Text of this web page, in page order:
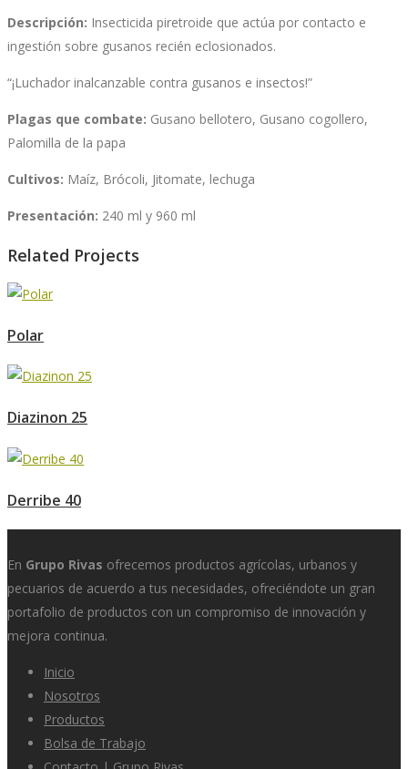
Descripción: Insecticida piretroide que actúa por contacto e
ingestión sobre gusanos recién eclosionados.
“¡Luchador inalcanzable contra gusanos e insectos!”
Plagas que combate: Gusano bellotero, Gusano cogollero,
Palomilla de la papa
Cultivos: Maíz, Brócoli, Jitomate, lechuga
Presentación: 240 ml y 960 ml
Related Projects
Polar
Diazinon 25
Derribe 40
En Grupo Rivas ofrecemos productos agrícolas, urbanos y
pecuarios de acuerdo a tus necesidades, ofreciéndote un gran
portafolio de productos con un compromiso de innovación y
mejora continua.
Inicio
Nosotros
Productos
Bolsa de Trabajo